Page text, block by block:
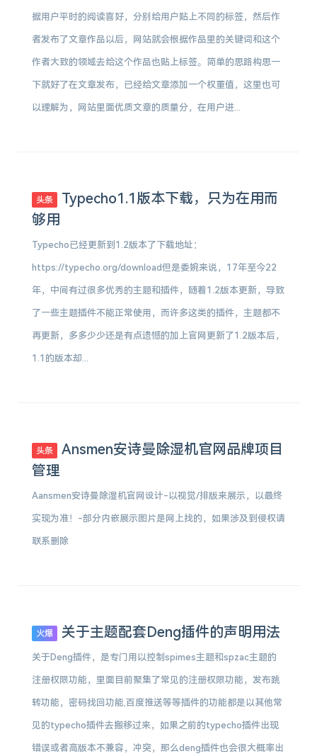
据用户平时的阅读喜好，分别给用户贴上不同的标签，然后作
者发布了文章作品以后，网站就会根据作品里的关键词和这个
作者大致的领域去给这个作品也贴上标签。简单的思路构思一
下就好了在文章发布，已经给文章添加一个权重值，这里也可
以理解为，网站里面优质文章的质量分，在用户进...
头条
Typecho1.1版本下载，只为在用而
够用
Typecho已经更新到1.2版本了下载地址：
https://typecho.org/download但是委婉来说，17年至今22
年，中间有过很多优秀的主题和插件，随着1.2版本更新，导致
了一些主题插件不能正常使用，而许多这类的插件，主题都不
再更新，多多少少还是有点遗憾的加上官网更新了1.2版本后，
1.1的版本却...
头条
Ansmen安诗曼除湿机官网品牌项目
管理
Aansmen安诗曼除湿机官网设计-以视觉/排版来展示，以最终
实现为准！-部分内嵌展示图片是网上找的，如果涉及到侵权请
联系删除
火爆 关于主题配套Deng插件的声明用法
关于Deng插件，是专门用以控制spimes主题和spzac主题的
注册权限功能，里面目前聚集了常见的注册权限功能，发布跳
转功能，密码找回功能,百度推送等等插件的功能都是以其他常
见的typecho插件去搬移过来，如果之前的typecho插件出现
错误或者高版本不兼容，冲突，那么deng插件也会很大概率出